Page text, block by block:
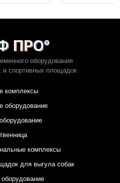
оборудования
и спортивных площадок
комплексы
оборудование
комплексы
для выгула собак